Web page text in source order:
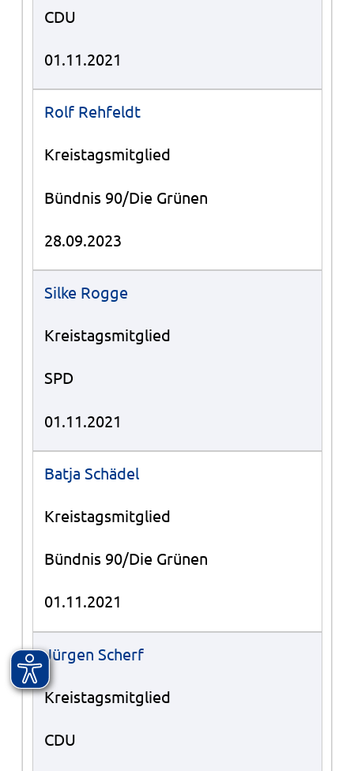
CDU
01.11.2021
Rolf Rehfeldt
Kreistagsmitglied
Bündnis 90/Die Grünen
28.09.2023
Silke Rogge
Kreistagsmitglied
SPD
01.11.2021
Batja Schädel
Kreistagsmitglied
Bündnis 90/Die Grünen
01.11.2021
Jürgen Scherf
Kreistagsmitglied
CDU